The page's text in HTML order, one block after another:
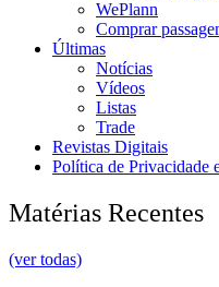
WePlann
Comprar
Últimas
Notícias
Vídeos
Listas
Trade
Revistas Digitais
Política de Privacidade
Matérias Recentes
(ver todas)